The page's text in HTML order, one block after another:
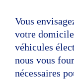
Pros/
Pros/
Lundi au
9h - 12h
Lundi
Vous
votre domicile
véhicules
nous vous
nécessaires